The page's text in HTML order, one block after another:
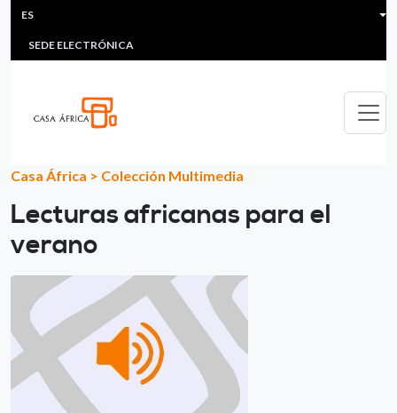
Pasar al contenido principal
HEADER MENU
MULTIMEDIA
SEDE ELECTRÓNICA
ES
Casa África > Colección Multimedia
Lecturas africanas para el
verano